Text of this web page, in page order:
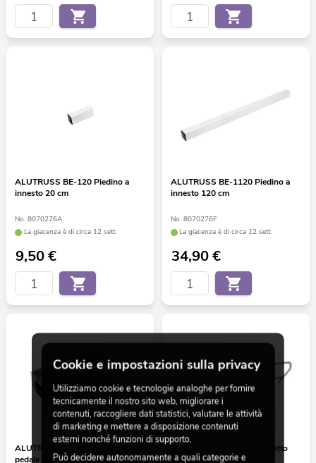
ALUTRUSS BE-120 Piedino a
innesto 20 cm
No. 8070276A
La giacenza è di circa 12 sett.
9,50€
ALUTRUSS BE-1120 Piedino a
innesto 120 cm
No. 8070276F
La giacenza è di circa 12 sett.
34,90€
ALUTRUSS BE-1F4 Connettore a
pedale (4 piedini)
ALUTRUSS BE-1TG Parapetto
per BE-1T
Cookie e impostazioni sulla privacy
Utilizziamo cookie e tecnologie analoghe per fornire
tecnicamente il nostro sito web, migliorare i
contenuti, raccogliere dati statistici, valutare le attività
di marketing e mettere a disposizione contenuti
esterni nonché funzioni di supporto.
Può decidere autonomamente a quali categorie e